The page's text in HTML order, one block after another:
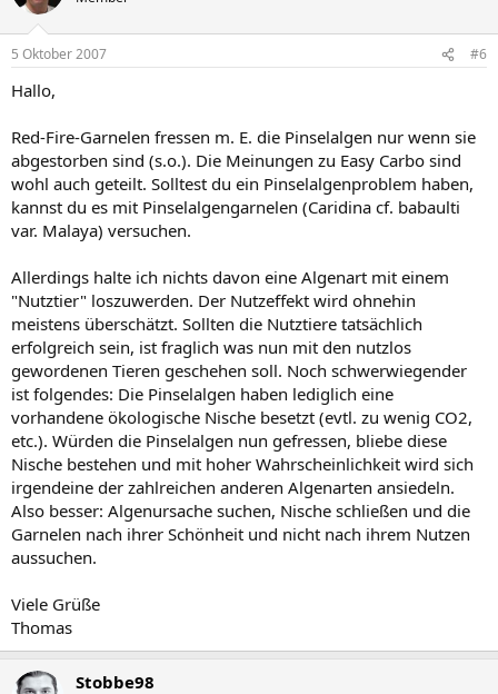
5 Oktober 2007 #6
Hallo,
Red-Fire-Garnelen fressen m. E. die Pinselalgen nur wenn sie
abgestorben sind (s.o.). Die Meinungen zu Easy Carbo sind
wohl auch geteilt. Solltest du ein Pinselalgenproblem haben,
kannst du es mit Pinselalgengarnelen (Caridina cf. babaulti
var. Malaya) versuchen.
Allerdings halte ich nichts davon eine Algenart mit einem
"Nutztier" loszuwerden. Der Nutzeffekt wird ohnehin
meistens überschätzt. Sollten die Nutztiere tatsächlich
erfolgreich sein, ist fraglich was nun mit den nutzlos
gewordenen Tieren geschehen soll. Noch schwerwiegender
ist folgendes: Die Pinselalgen haben lediglich eine
vorhandene ökologische Nische besetzt (evtl. zu wenig CO2,
etc.). Würden die Pinselalgen nun gefressen, bliebe diese
Nische bestehen und mit hoher Wahrscheinlichkeit wird sich
irgendeine der zahlreichen anderen Algenarten ansiedeln.
Also besser: Algenursache suchen, Nische schließen und die
Garnelen nach ihrer Schönheit und nicht nach ihrem Nutzen
aussuchen.
Viele Grüße
Thomas
Stobbe98